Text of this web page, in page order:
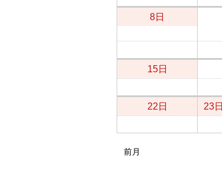
8日
15日
22日 23日
前月